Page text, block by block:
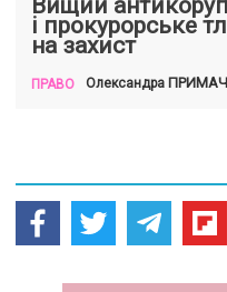
Вищий
і прокурорське
на захист
ПРАВО Олександра